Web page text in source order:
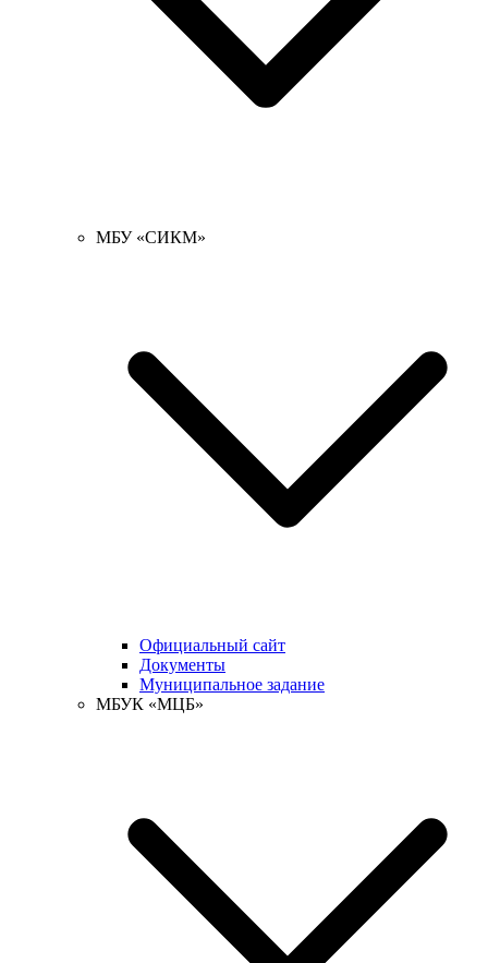
МБУ «СИКМ»
Официальный сайт
Документы
Муниципальное задание
МБУК «МЦБ»